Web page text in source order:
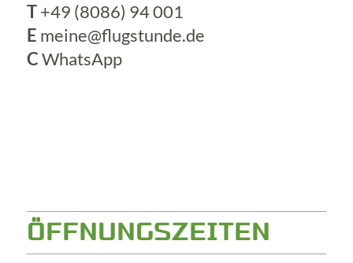
T +49 (8086) 94 001
E meine@flugstunde.de
CWhatsApp
ÖFFNUNGSZEITEN